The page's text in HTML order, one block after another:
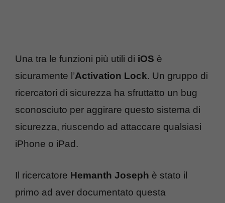
Una tra le funzioni più utili di iOS è
sicuramente l’Activation Lock. Un gruppo di
ricercatori di sicurezza ha sfruttatto un bug
sconosciuto per aggirare questo sistema di
sicurezza, riuscendo ad attaccare qualsiasi
iPhone o iPad.
Il ricercatore Hemanth Joseph è stato il
primo ad aver documentato questa